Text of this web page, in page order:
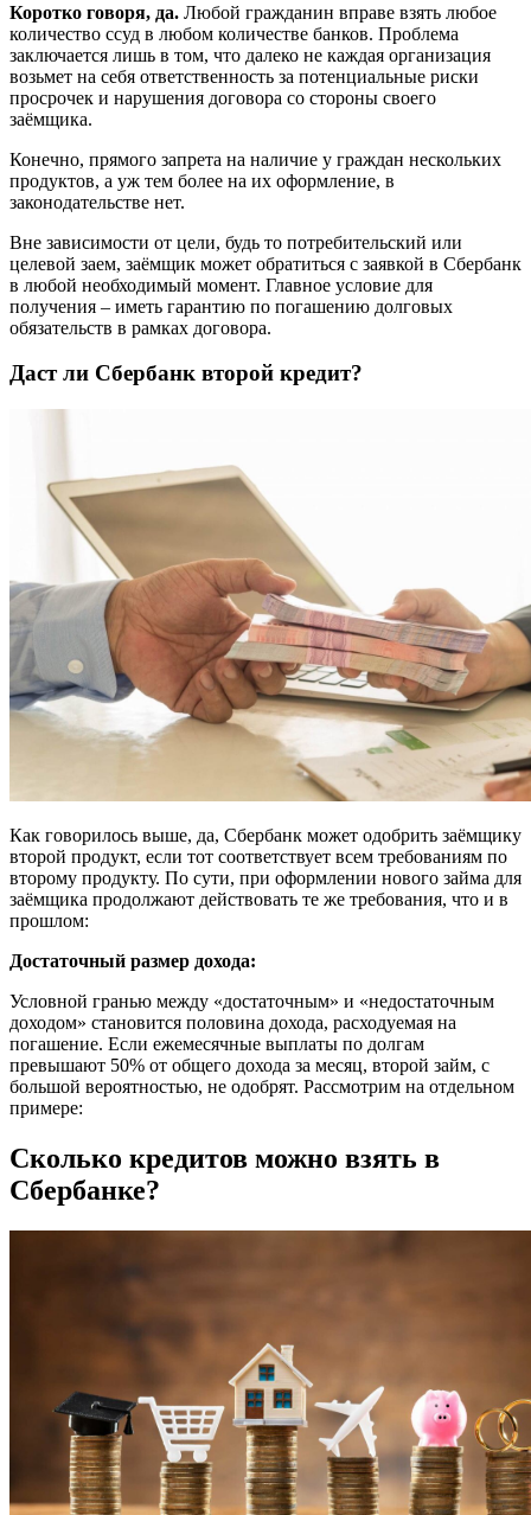
Коротко говоря, да. Любой гражданин вправе взять любое
количество ссуд в любом количестве банков. Проблема
заключается лишь в том, что далеко не каждая организация
возьмет на себя ответственность за потенциальные риски
просрочек и нарушения договора со стороны своего
заёмщика.
Конечно, прямого запрета на наличие у граждан нескольких
продуктов, а уж тем более на их оформление, в
законодательстве нет.
Вне зависимости от цели, будь то потребительский или
целевой заем, заёмщик может обратиться с заявкой в Сбербанк
в любой необходимый момент. Главное условие для
получения – иметь гарантию по погашению долговых
обязательств в рамках договора.
Даст ли Сбербанк второй кредит?
Как говорилось выше, да, Сбербанк может одобрить заёмщику
второй продукт, если тот соответствует всем требованиям по
второму продукту. По сути, при оформлении нового займа для
заёмщика продолжают действовать те же требования, что и в
прошлом:
Достаточный размер дохода:
Условной гранью между «достаточным» и «недостаточным
доходом» становится половина дохода, расходуемая на
погашение. Если ежемесячные выплаты по долгам
превышают 50% от общего дохода за месяц, второй займ, с
большой вероятностью, не одобрят. Рассмотрим на отдельном
примере:
Сколько кредитов можно взять в
Сбербанке?